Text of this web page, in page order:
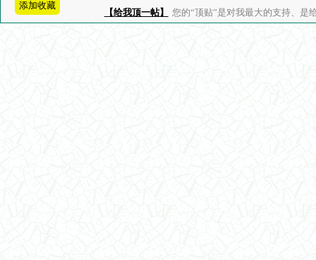
添加收藏
【给我顶一帖】 您的“顶贴”是对我最大的支持、是